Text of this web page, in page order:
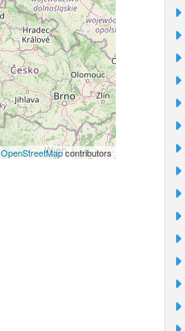
OpenStreetMapcontributors